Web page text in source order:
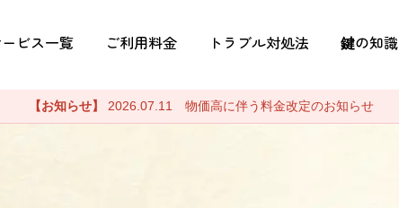
ビス一覧 ご利用料金 トラブル対処法 鍵の知識
【お知らせ】 2026.07.11 物価高に伴う料金改定のお知らせ